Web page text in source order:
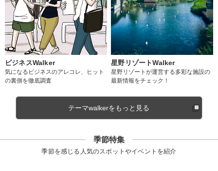
ビジネスWalker
気になるビジネスのアレコレ、ヒット
の裏側を徹底調査
星野リゾートWalker
星野リゾートが運営する多彩な施設の
最新情報をチェック！
テーマwalkerをもっと見る
季節特集
季節を感じる人気のスポットやイベントを紹介